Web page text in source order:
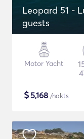
Leopard 51 -
guests
Motor Yacht
$5,168 /nakts